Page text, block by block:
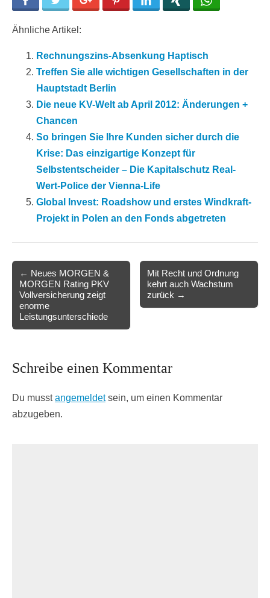
Ähnliche Artikel:
Rechnungszins-Absenkung Haptisch
Treffen Sie alle wichtigen Gesellschaften in der
Hauptstadt Berlin
Die neue KV-Welt ab April 2012: Änderungen +
Chancen
So bringen Sie Ihre Kunden sicher durch die
Krise: Das einzigartige Konzept für
Selbstentscheider – Die Kapitalschutz Real-
Wert-Police der Vienna-Life
Global Invest: Roadshow und erstes Windkraft-
Projekt in Polen an den Fonds abgetreten
navigation
← Neues MORGEN &
MORGEN Rating PKV
Vollversicherung zeigt
enorme
Leistungsunterschiede
Mit Recht und Ordnung
kehrt auch Wachstum
zurück →
Schreibe einen Kommentar
Du musstangemeldetsein, um einen Kommentar
abzugeben.